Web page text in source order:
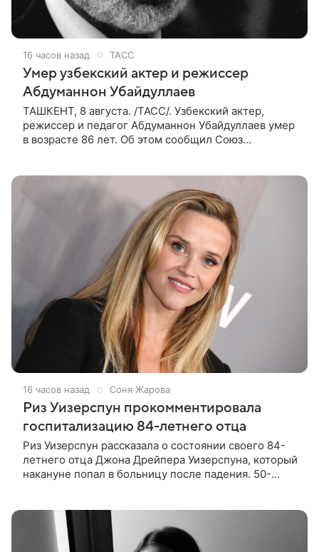
16 часов назад ТАСС
Умер узбекский актер и режиссер
Абдуманнон Убайдуллаев
ТАШКЕНТ, 8 августа. /ТАСС/. Узбекский актер,
режиссер и педагог Абдуманнон Убайдуллаев умер
в возрасте 86 лет. Об этом сообщил Союз
16 часов назад Соня Жарова
Риз Уизерспун прокомментировала
госпитализацию 84-летнего отца
Риз Уизерспун рассказала о состоянии своего 84-
летнего отца Джона Дрейпера Уизерспуна, который
накануне попал в больницу после падения. 50-